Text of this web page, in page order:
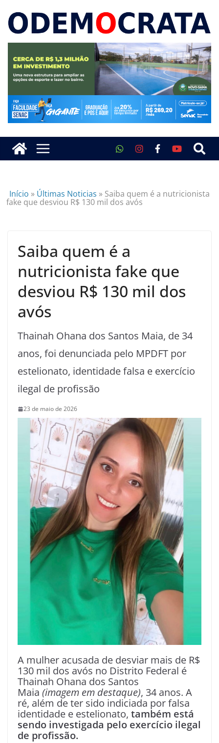
Início » Últimas Noticias » Saiba quem é a nutricionista
fake que desviou R$ 130 mil dos avós
Saiba quem é a
nutricionista fake que
desviou R$ 130 mil dos
avós
Thainah Ohana dos Santos Maia, de 34
anos, foi denunciada pelo MPDFT por
estelionato, identidade falsa e exercício
ilegal de profissão
23 de maio de 2026
A mulher acusada de desviar mais de R$
130 mil dos avós no Distrito Federal é
Thainah Ohana dos Santos
Maia (imagem em destaque), 34 anos. A
ré, além de ter sido indiciada por falsa
identidade e estelionato, também está
sendo investigada pelo exercício ilegal
de profissão.